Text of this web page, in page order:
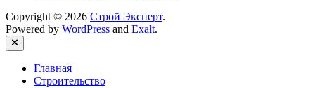
Copyright © 2026 Строй Эксперт.
Powered by WordPress and Exalt.
Close
Главная
Строительство